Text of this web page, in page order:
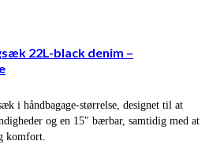
22L-black denim –
i håndbagage-størrelse, designet til at
og en 15″ bærbar, samtidig med at
komfort.